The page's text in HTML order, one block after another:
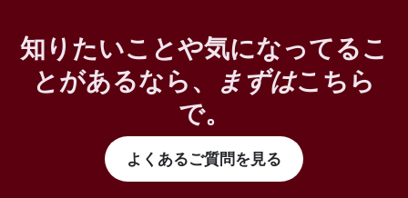
知りたいことや気になってるこ
とがあるなら、
まずはこちら
で。
よくあるご質問を見る